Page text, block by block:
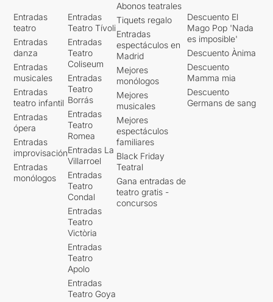
Entradas
teatro
Entradas
danza
Entradas
musicales
Entradas
teatro infantil
Entradas
ópera
Entradas
improvisación
Entradas
monólogos
Entradas
Teatro Tívoli
Entradas
Teatro
Coliseum
Entradas
Teatro
Borrás
Entradas
Teatro
Romea
Entradas La
Villarroel
Entradas
Teatro
Condal
Entradas
Teatro
Victòria
Entradas
Teatro
Apolo
Entradas
Teatro Goya
Abonos teatrales
Tiquets regalo
Entradas
espectáculos en
Madrid
Mejores
monólogos
Mejores
musicales
Mejores
espectáculos
familiares
Black Friday
Teatral
Gana entradas de
teatro gratis -
concursos
Descuento El
Mago Pop 'Nada
es imposible'
Descuento Ànima
Descuento
Mamma mia
Descuento
Germans de sang